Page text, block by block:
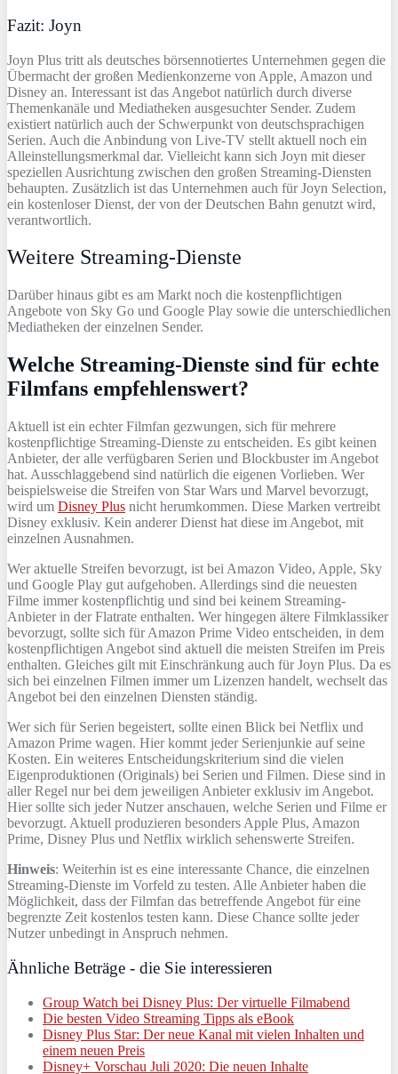
Fazit: Joyn
Joyn Plus tritt als deutsches börsennotiertes Unternehmen gegen die
Übermacht der großen Medienkonzerne von Apple, Amazon und
Disney an. Interessant ist das Angebot natürlich durch diverse
Themenkanäle und Mediatheken ausgesuchter Sender. Zudem
existiert natürlich auch der Schwerpunkt von deutschsprachigen
Serien. Auch die Anbindung von Live-TV stellt aktuell noch ein
Alleinstellungsmerkmal dar. Vielleicht kann sich Joyn mit dieser
speziellen Ausrichtung zwischen den großen Streaming-Diensten
behaupten. Zusätzlich ist das Unternehmen auch für Joyn Selection,
ein kostenloser Dienst, der von der Deutschen Bahn genutzt wird,
verantwortlich.
Weitere Streaming-Dienste
Darüber hinaus gibt es am Markt noch die kostenpflichtigen
Angebote von Sky Go und Google Play sowie die unterschiedlichen
Mediatheken der einzelnen Sender.
Welche Streaming-Dienste sind für echte
Filmfans empfehlenswert?
Aktuell ist ein echter Filmfan gezwungen, sich für mehrere
kostenpflichtige Streaming-Dienste zu entscheiden. Es gibt keinen
Anbieter, der alle verfügbaren Serien und Blockbuster im Angebot
hat. Ausschlaggebend sind natürlich die eigenen Vorlieben. Wer
beispielsweise die Streifen von Star Wars und Marvel bevorzugt,
wird um Disney Plus nicht herumkommen. Diese Marken vertreibt
Disney exklusiv. Kein anderer Dienst hat diese im Angebot, mit
einzelnen Ausnahmen.
Wer aktuelle Streifen bevorzugt, ist bei Amazon Video, Apple, Sky
und Google Play gut aufgehoben. Allerdings sind die neuesten
Filme immer kostenpflichtig und sind bei keinem Streaming-
Anbieter in der Flatrate enthalten. Wer hingegen ältere Filmklassiker
bevorzugt, sollte sich für Amazon Prime Video entscheiden, in dem
kostenpflichtigen Angebot sind aktuell die meisten Streifen im Preis
enthalten. Gleiches gilt mit Einschränkung auch für Joyn Plus. Da es
sich bei einzelnen Filmen immer um Lizenzen handelt, wechselt das
Angebot bei den einzelnen Diensten ständig.
Wer sich für Serien begeistert, sollte einen Blick bei Netflix und
Amazon Prime wagen. Hier kommt jeder Serienjunkie auf seine
Kosten. Ein weiteres Entscheidungskriterium sind die vielen
Eigenproduktionen (Originals) bei Serien und Filmen. Diese sind in
aller Regel nur bei dem jeweiligen Anbieter exklusiv im Angebot.
Hier sollte sich jeder Nutzer anschauen, welche Serien und Filme er
bevorzugt. Aktuell produzieren besonders Apple Plus, Amazon
Prime, Disney Plus und Netflix wirklich sehenswerte Streifen.
Hinweis: Weiterhin ist es eine interessante Chance, die einzelnen
Streaming-Dienste im Vorfeld zu testen. Alle Anbieter haben die
Möglichkeit, dass der Filmfan das betreffende Angebot für eine
begrenzte Zeit kostenlos testen kann. Diese Chance sollte jeder
Nutzer unbedingt in Anspruch nehmen.
Ähnliche Beträge - die Sie interessieren
Group Watch bei Disney Plus: Der virtuelle Filmabend
Die besten Video Streaming Tipps als eBook
Disney Plus Star: Der neue Kanal mit vielen Inhalten und
einem neuen Preis
Disney+ Vorschau Juli 2020: Die neuen Inhalte